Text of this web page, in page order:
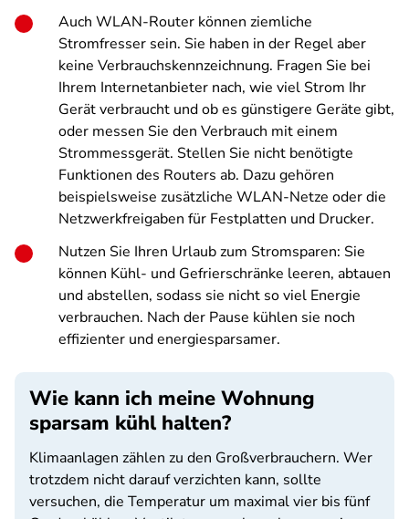
Auch WLAN-Router können ziemliche
Stromfresser sein. Sie haben in der Regel aber
keine Verbrauchskennzeichnung. Fragen Sie bei
Ihrem Internetanbieter nach, wie viel Strom Ihr
Gerät verbraucht und ob es günstigere Geräte gibt,
oder messen Sie den Verbrauch mit einem
Strommessgerät. Stellen Sie nicht benötigte
Funktionen des Routers ab. Dazu gehören
beispielsweise zusätzliche WLAN-Netze oder die
Netzwerkfreigaben für Festplatten und Drucker.
Nutzen Sie Ihren Urlaub zum Stromsparen: Sie
können Kühl- und Gefrierschränke leeren, abtauen
und abstellen, sodass sie nicht so viel Energie
verbrauchen. Nach der Pause kühlen sie noch
effizienter und energiesparsamer.
Wie kann ich meine Wohnung
sparsam kühl halten?
Klimaanlagen zählen zu den Großverbrauchern. Wer
trotzdem nicht darauf verzichten kann, sollte
versuchen, die Temperatur um maximal vier bis fünf